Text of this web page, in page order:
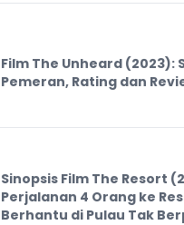
Film The Unheard (2023):
Pemeran, Rating dan
Sinopsis Film The Resort
Perjalanan 4 Orang ke
Berhantu di Pulau Tak